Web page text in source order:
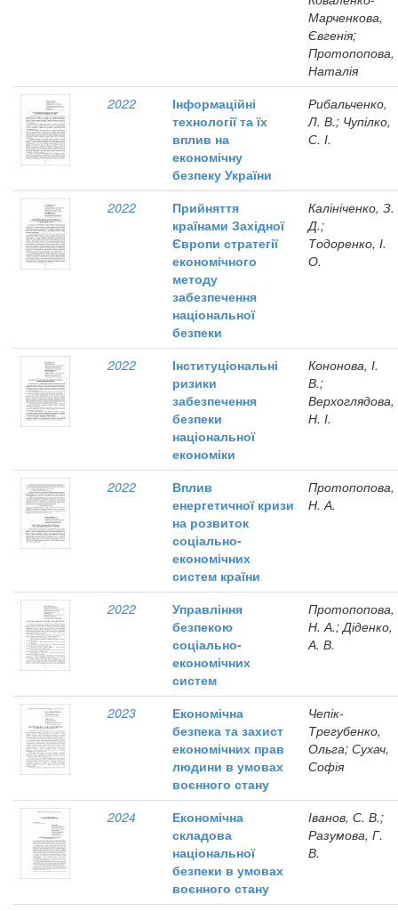
Марченкова,
Євгенія;
Протопопова,
Наталія
2022
Інформаційні
технології та їх
вплив на
економічну
безпеку України
Рибальченко,
Л. В.; Чупілко,
С. І.
2022
Прийняття
країнами Західної
Європи стратегії
економічного
методу
забезпечення
національної
безпеки
Калініченко, З.
Д.;
Тодоренко, І.
О.
2022
Інституціональні
ризики
забезпечення
безпеки
національної
економіки
Кононова, І.
В.;
Верхоглядова,
Н. І.
2022
Вплив
енергетичної кризи
на розвиток
соціально-
економічних
систем країни
Протопопова,
Н. А.
2022
Управління
безпекою
соціально-
економічних
систем
Протопопова,
Н. А.; Діденко,
А. В.
2023
Економічна
безпека та захист
економічних прав
людини в умовах
воєнного стану
Чепік-
Трегубенко,
Ольга; Сухач,
Софія
2024
Економічна
складова
національної
безпеки в умовах
воєнного стану
Іванов, С. В.;
Разумова, Г.
В.